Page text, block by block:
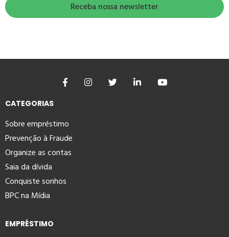
CATEGORIAS
Sobre empréstimo
Prevenção à Fraude
Organize as contas
Saia da dívida
Conquiste sonhos
BPC na Mídia
EMPRÉSTIMO